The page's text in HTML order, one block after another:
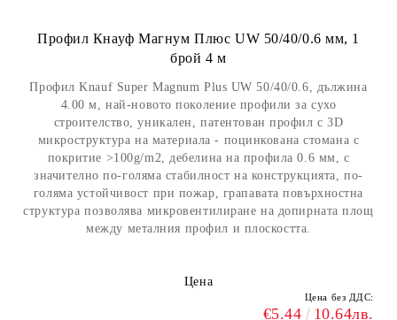
Профил Кнауф Магнум Плюс UW 50/40/0.6 мм, 1
брой 4 м
Профил Knauf Super Magnum Plus UW 50/40/0.6, дължина
4.00 м, най-новото поколение профили за сухо
строителство, уникален, патентован профил с 3D
микроструктура на материала - поцинкована стомана с
покритие >100g/m2, дебелина на профила 0.6 мм, с
значително по-голяма стабилност на конструкцията, по-
голяма устойчивост при пожар, грапавата повърхностна
структура позволява микровентилиране на допирната площ
между металния профил и плоскостта.
Цена
Цена без ДДС:
€5.44 10.64лв.